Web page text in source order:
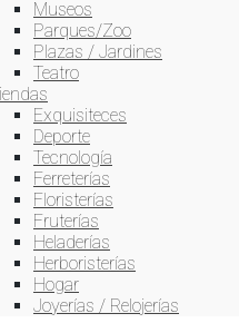
Museos
Parques/Zoo
Plazas / Jardines
Teatro
Exquisiteces
Deporte
Tecnología
Ferreterías
Floristerías
Fruterías
Heladerías
Herboristerías
Hogar
Joyerías / Relojerías